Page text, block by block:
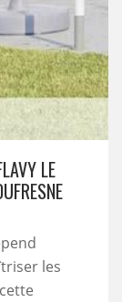
LE
les